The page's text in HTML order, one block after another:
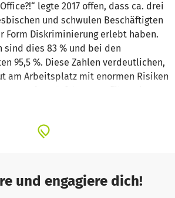
legte 2017 offen, dass ca. drei
und schwulen Beschäftigten
Form Diskriminierung erlebt haben.
sind dies 83 % und bei den
95,5 %. Diese Zahlen verdeutlichen,
am Arbeitsplatz mit enormen Risiken
Identität oder sexuelle
es diese hohe Zahl an
mit der eigenen
oder sexuellen Orientierung am
und engagiere dich!